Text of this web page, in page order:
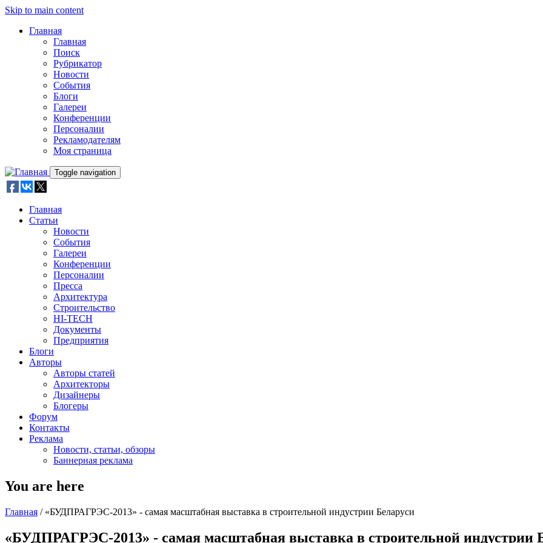
Skip to main content
Главная
Главная
Поиск
Рубрикатор
Новости
События
Блоги
Галереи
Конференции
Персоналии
Рекламодателям
Моя страница
Toggle navigation
Главная
Статьи
Новости
События
Галереи
Конференции
Персоналии
Пресса
Архитектура
Строительство
HI-TECH
Документы
Предприятия
Блоги
Авторы
Авторы статей
Архитекторы
Дизайнеры
Блогеры
Форум
Контакты
Реклама
Новости, статьи, обзоры
Баннерная реклама
You are here
Главная / «БУДПРАГРЭС-2013» - самая масштабная выставка в строительной индустрии Беларуси
«БУДПРАГРЭС-2013» - самая масштабная выставка в строительной индустрии